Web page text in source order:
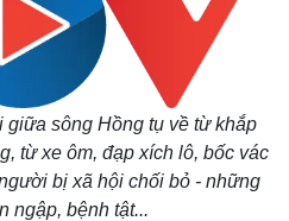
sông Hồng tụ về từ khắp
từ xe ôm, đạp xích lô, bốc vác
bị xã hội chối bỏ - những
ngập, bệnh tật...